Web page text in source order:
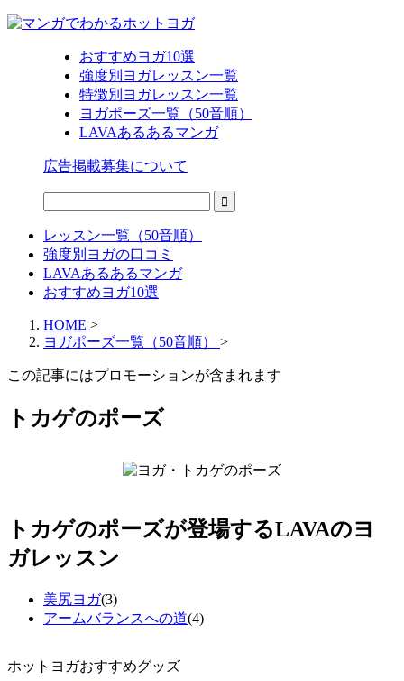
おすすめヨガ10選
強度別ヨガレッスン一覧
特徴別ヨガレッスン一覧
ヨガポーズ一覧（50音順）
LAVAあるあるマンガ
広告掲載募集について
レッスン一覧（50音順）
強度別ヨガの口コミ
LAVAあるあるマンガ
おすすめヨガ10選
HOME >
ヨガポーズ一覧（50音順）
>
この記事にはプロモーションが含まれます
トカゲのポーズ
トカゲのポーズが登場するLAVAのヨ
ガレッスン
美尻ヨガ(3)
アームバランスへの道(4)
ホットヨガおすすめグッズ